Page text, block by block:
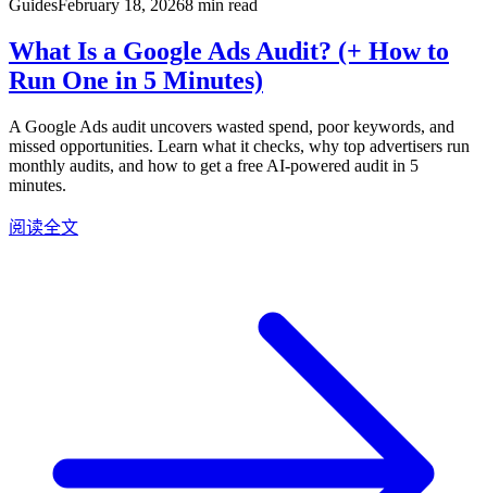
GuidesFebruary 18, 20268 min read
What Is a Google Ads Audit? (+ How to
Run One in 5 Minutes)
A Google Ads audit uncovers wasted spend, poor keywords, and
missed opportunities. Learn what it checks, why top advertisers run
monthly audits, and how to get a free AI-powered audit in 5
minutes.
阅读全文